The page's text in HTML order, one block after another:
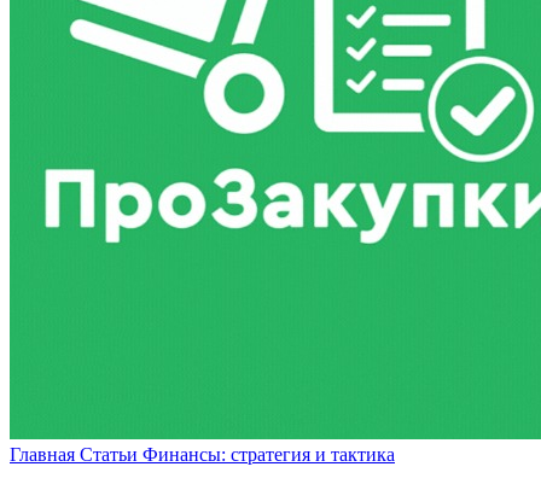
Главная Статьи Финансы: стратегия и тактика